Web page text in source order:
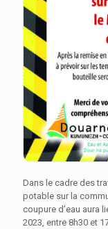
Dans le cadre des
potable sur la
coupure d’eau aura
2023, entre 8h30 et